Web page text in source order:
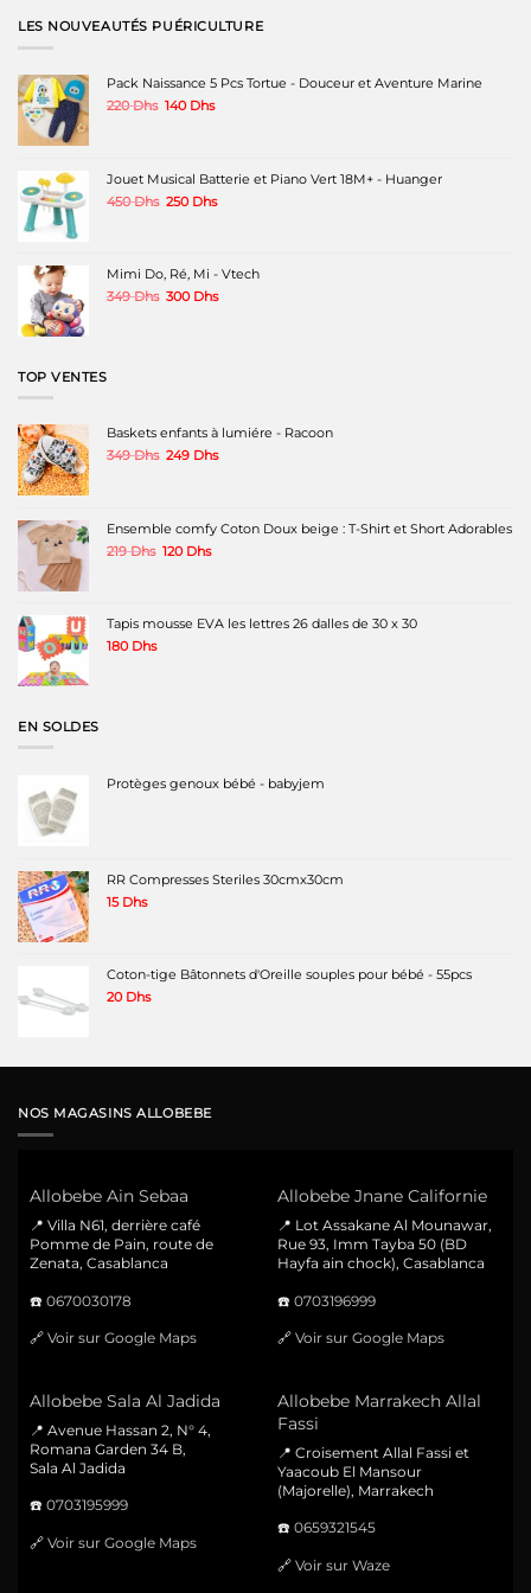
variations.
être
choisies
du
produit
LES NOUVEAUTÉS PUÉRICULTURE
Pack Naissance 5 Pcs Tortue - Douceur et Aventure Marine
220Dhs Le
220 Dhs.
140 DhsLe
140 Dhs.
Jouet Musical Batterie et Piano Vert 18M+ - Huanger
450Dhs Le
450 Dhs.
250 DhsLe
250 Dhs.
Mimi Do, Ré, Mi - Vtech
349Dhs Le
300 DhsLe
TOP VENTES
Baskets enfants à lumiére - Racoon
349Dhs Le
349 Dhs.
249 DhsLe
249 Dhs.
Ensemble comfy Coton Doux beige : T-Shirt et Short Adorables
219Dhs Le
219 Dhs.
120 DhsLe
120 Dhs.
Tapis mousse EVA les lettres 26 dalles de 30 x 30
180 Dhs
EN SOLDES
Protèges genoux bébé - babyjem
RR Compresses Steriles 30cmx30cm
15 Dhs
Coton-tige Bâtonnets d'Oreille souples pour bébé - 55pcs
20 Dhs
NOS MAGASINS ALLOBEBE
Allobebe Ain Sebaa
📍 Villa N61, derrière café
Pomme de Pain, route de
Zenata, Casablanca
☎️ 0670030178
🔗 Voir sur Google Maps
Allobebe Jnane Californie
📍 Lot Assakane Al Mounawar,
Rue 93, Imm Tayba 50 (BD
Hayfa ain chock), Casablanca
☎️ 0703196999
🔗 Voir sur Google Maps
Allobebe Sala Al Jadida
📍 Avenue Hassan 2, N° 4,
Romana Garden 34 B,
Sala Al Jadida
☎️ 0703195999
🔗 Voir sur Google Maps
Allobebe Marrakech Allal
Fassi
📍 Croisement Allal Fassi et
Yaacoub El Mansour
(Majorelle), Marrakech
☎️ 0659321545
🔗 Voir sur Waze